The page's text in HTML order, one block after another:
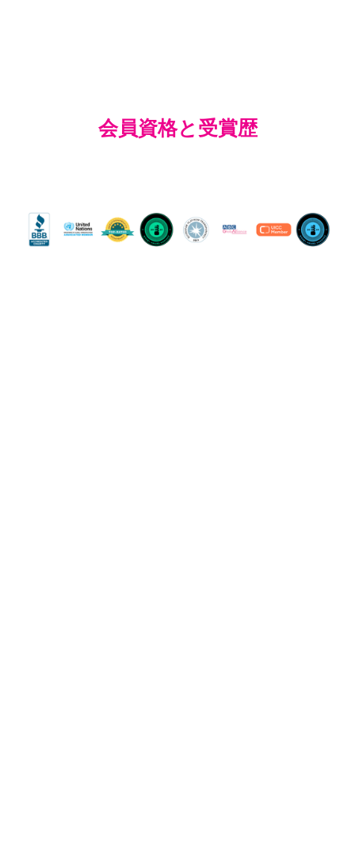
会員資格と受賞歴